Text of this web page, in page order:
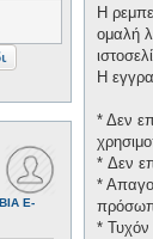
E-
Η
ομαλή
Η
* Δεν
* Δεν
*
* Τυχόν